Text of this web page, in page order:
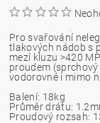
Pro svařování
tlakových nádob s
mezí kluzu >420
proudem
vodorovné i mimo
Balení: 18kg
Průměr drátu:
Proudový rozsah: